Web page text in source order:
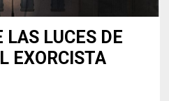
LAS LUCES DE
EXORCISTA